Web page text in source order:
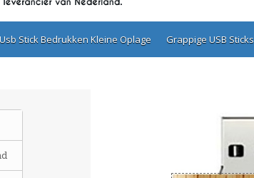
Usb Stick Bedrukken Kleine Oplage Grappige USB Sticks